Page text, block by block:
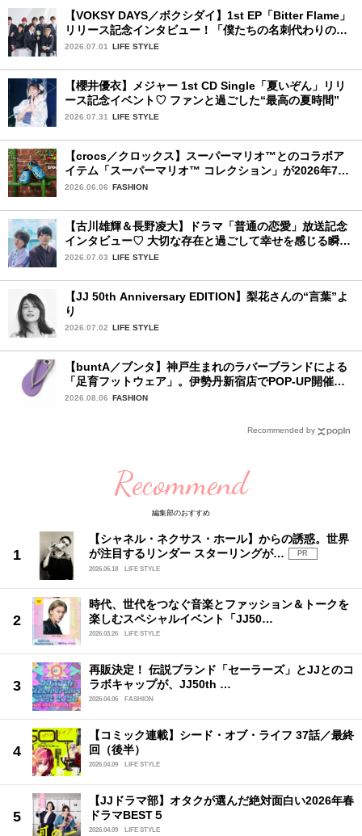
【VOKSY DAYS／ボクシダイ】1st EP「Bitter Flame」
リリース記念インタビュー！「僕たちの名刺代わりのよ
うなアルバム」
2026.07.01 LIFE STYLE
【櫻井優衣】メジャー 1st CD Single「夏いぞん」リリ
ース記念イベント♡ ファンと過ごした“最高の夏時間”
2026.07.31 LIFE STYLE
【crocs／クロックス】スーパーマリオ™とのコラボア
イテム「スーパーマリオ™ コレクション」が2026年7月
16日より発売開始！
2026.06.06 FASHION
【古川雄輝＆長野凌大】ドラマ「普通の恋愛」放送記念
インタビュー♡ 大切な存在と過ごして幸せを感じる瞬間
は？
2026.07.03 LIFE STYLE
【JJ 50th Anniversary EDITION】梨花さんの“言葉”よ
り
2026.07.02 LIFE STYLE
【buntA／ブンタ】神戸生まれのラバーブランドによる
「足育フットウェア」。伊勢丹新宿店でPOP-UP開催
中！
2026.08.06 FASHION
Recommended by
Recommend
編集部のおすすめ
【シャネル・ネクサス・ホール】からの誘惑。世界
が注目するリンダー スターリングが…
PR
2026.06.18
LIFE STYLE
時代、世代をつなぐ音楽とファッション＆トークを
楽しむスペシャルイベント「JJ50…
2026.03.26 LIFE STYLE
再販決定！ 伝説ブランド「セーラーズ」とJJとのコ
ラボキャップが、JJ50th …
2026.04.06 FASHION
【コミック連載】シード・オブ・ライフ 37話／最終
回（後半）
2026.04.09 LIFE STYLE
【JJドラマ部】オタクが選んだ絶対面白い2026年春
ドラマBEST５
2026.04.09 LIFE STYLE